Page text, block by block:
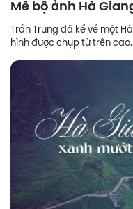
Mê bộ ảnh Hà
Trần Trung đã kể về một
hình được chụp từ trên